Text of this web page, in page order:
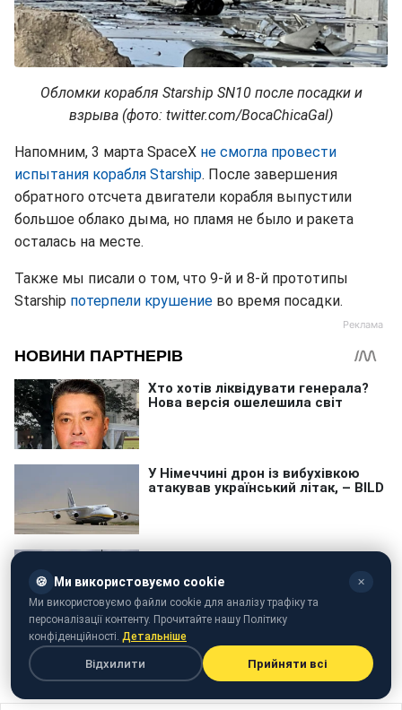
Обломки корабля Starship SN10 после посадки и
взрыва (фото: twitter.com/BocaChicaGal)
Напомним, 3 марта SpaceX не смогла провести
испытания корабля Starship. После завершения
обратного отсчета двигатели корабля выпустили
большое облако дыма, но пламя не было и ракета
осталась на месте.
Также мы писали о том, что 9-й и 8-й прототипы
Starship потерпели крушение во время посадки.
Космічний корабель
🍪 Ми використовуємо cookie ✕
Ми використовуємо файли cookie для аналізу трафіку та
персоналізації контенту. Прочитайте нашу Політику
конфіденційності. Детальніше
Відхилити Прийняти всі